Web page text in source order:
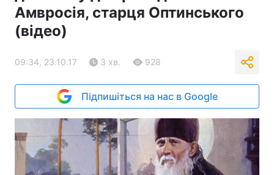
Амвросія, старця Оптинського
(відео)
09:34, 23.10.17 3 хв. 928
Підпишіться на нас в Google